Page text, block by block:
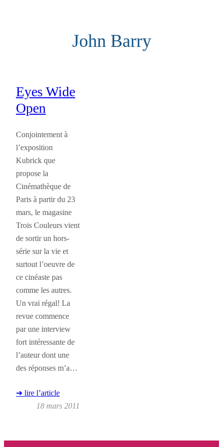
John Barry
Eyes Wide
Open
Conjointement à
l’exposition
Kubrick que
propose la
Cinémathèque de
Paris à partir du 23
mars, le magasine
Trois Couleurs vient
de sortir un hors-
série sur la vie et
surtout l’oeuvre de
ce cinéaste pas
comme les autres.
Un vrai régal! La
revue commence
par une interview
fort intéressante de
l’auteur dont une
des réponses m’a…
➜ lire l’article
18 mars 2011